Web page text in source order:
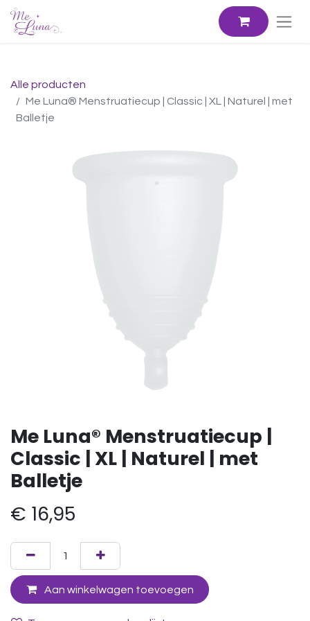
Alle producten
Me Luna® Menstruatiecup | Classic | XL | Naturel | met
Balletje
Me Luna® Menstruatiecup |
Classic | XL | Naturel | met
Balletje
€ 16,95
Aan winkelwagen toevoegen